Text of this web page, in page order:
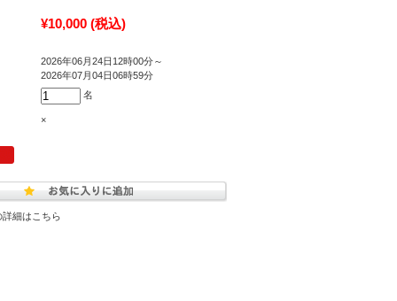
¥10,000 (税込)
2026年06月24日12時00分～
2026年07月04日06時59分
名
×
細はこちら